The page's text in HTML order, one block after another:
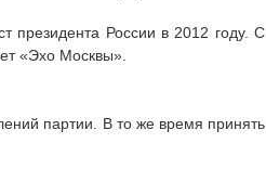
президента России в 2012 году. С
«Эхо Москвы».
партии. В то же время принять